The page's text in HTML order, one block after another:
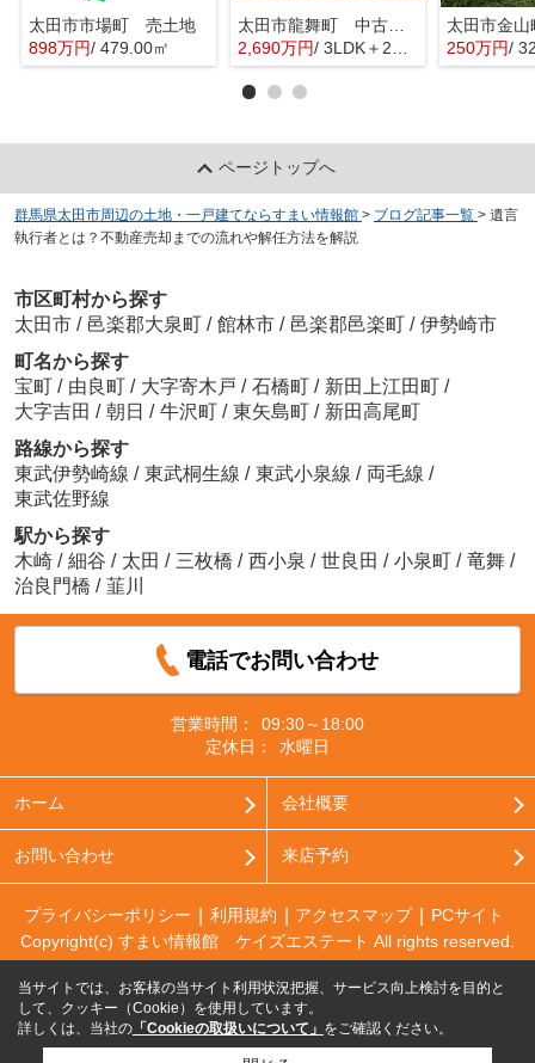
太田市市場町 売土地
898万円/ 479.00㎡
太田市龍舞町 中古戸建
2,690万円/ 3LDK＋2S(納戸)
太田市金
250万円/
ページトップへ
群馬県太田市周辺の土地・一戸建てならすまい情報館 > ブログ記事一覧 > 遺言
執行者とは？不動産売却までの流れや解任方法を解説
市区町村から探す
太田市 / 邑楽郡大泉町 / 館林市 / 邑楽郡邑楽町 / 伊勢崎市
町名から探す
宝町 / 由良町 / 大字寄木戸 / 石橋町 / 新田上江田町 /
大字吉田 / 朝日 / 牛沢町 / 東矢島町 / 新田高尾町
路線から探す
東武伊勢崎線 / 東武桐生線 / 東武小泉線 / 両毛線 /
東武佐野線
駅から探す
木崎 / 細谷 / 太田 / 三枚橋 / 西小泉 / 世良田 / 小泉町 / 竜舞 /
治良門橋 / 韮川
電話でお問い合わせ
営業時間：
09:30～18:00
定休日：
水曜日
ホーム 会社概要
お問い合わせ 来店予約
プライバシーポリシー 利用規約 アクセスマップ
PCサイト
Copyright(c) すまい情報館 ケイズエステート All rights reserved.
当サイトでは、お客様の当サイト利用状況把握、サービス向上検討を目的と
して、クッキー（Cookie）を使用しています。
詳しくは、当社の 「Cookieの取扱いについて」 をご確認ください。